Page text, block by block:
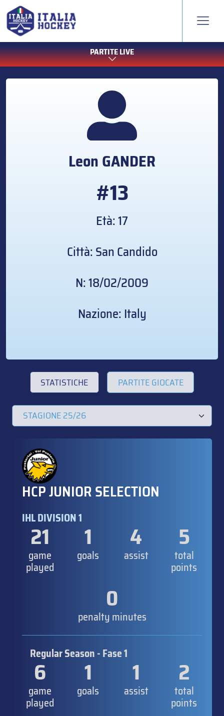
PARTITE LIVE
LeonGANDER
#13
Età: 17
Città: San Candido
N: 18/02/2009
Nazione: Italy
STATISTICHE PARTITE GIOCATE
HCP JUNIOR SELECTION
IHL DIVISION 1
21
game
played
1
goals
4
assist
5
total
points
0
penalty minutes
Regular Season - Fase 1
6
game
played
1
goals
1
assist
2
total
points